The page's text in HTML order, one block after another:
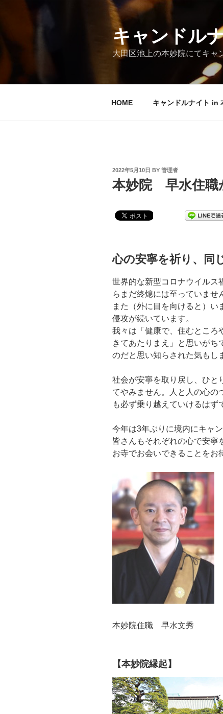
キャンドル
大田区池上の本妙院にてキャ
HOME キャンドルナイト in
POSTED
ON
2022年5月10日 BY 管理者
本妙院 早水住職
心の安寧を祈り、同
世界的な新型コロナウイルス
らまだ終熄には至っていませ
また（外に目を向けると）
侵攻が続いています。
我々は「健康で、住むところ
きてあたりまえ」と思いがち
のだと思い知らされた気もし
社会が安寧を取り戻し、ひと
てやみません。人と人の心の
も必ず乗り越えていけるはず
今年は3年ぶりに境内にキャ
皆さんもそれぞれの心で安寧
お寺でお会いできることをお
本妙院住職 早水文秀
【本妙院縁起】